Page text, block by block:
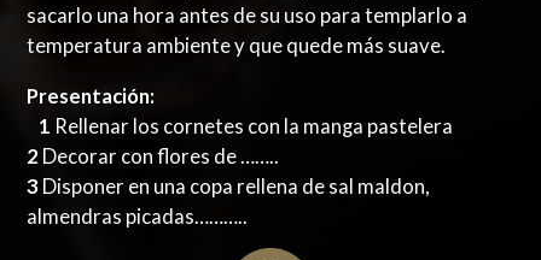
sacarlo una hora antes de su uso para templarlo a
temperatura ambiente y que quede más suave.
Presentación:
1 Rellenar los cornetes con la manga pastelera
2 Decorar con flores de ……..
3 Disponer en una copa rellena de sal maldon,
almendras picadas………..